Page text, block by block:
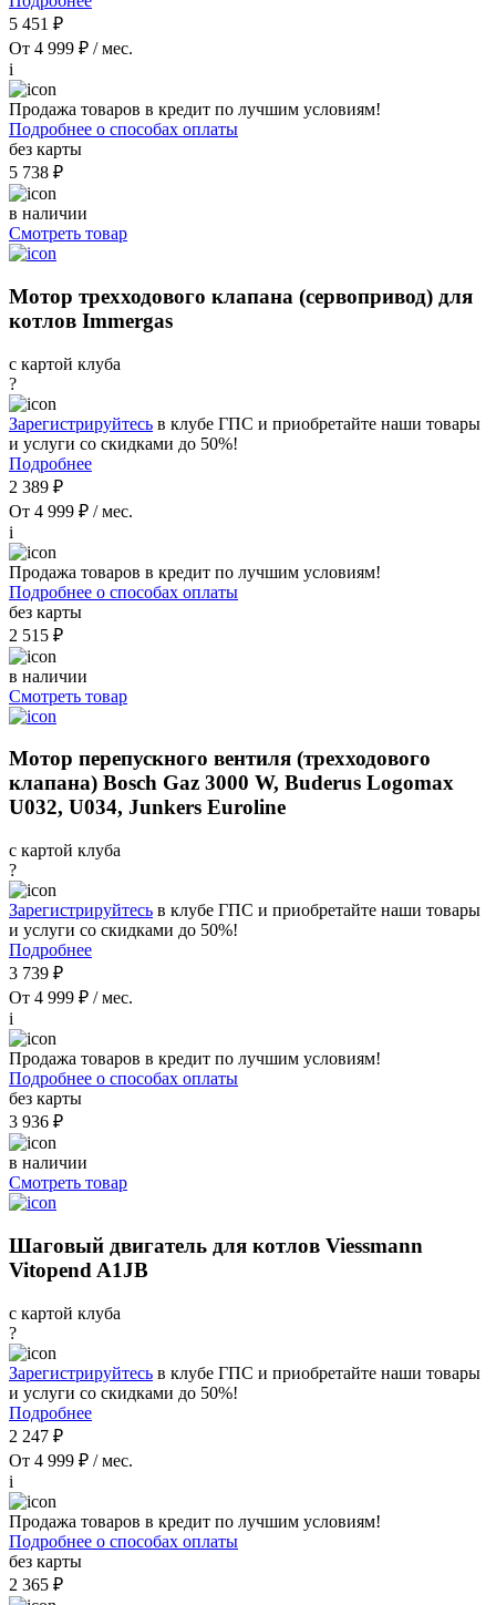
5 451 ₽
От 4 999 ₽ / мес.
i
Продажа товаров в кредит по лучшим условиям!
Подробнее о способах оплаты
без карты
5 738 ₽
в наличии
Смотреть товар
Мотор трехходового клапана (сервопривод) для
котлов Immergas
с картой клуба
?
Зарегистрируйтесь в клубе ГПС и приобретайте наши товары
и услуги со скидками до 50%!
Подробнее
2 389 ₽
От 4 999 ₽ / мес.
i
Продажа товаров в кредит по лучшим условиям!
Подробнее о способах оплаты
без карты
2 515 ₽
в наличии
Смотреть товар
Мотор перепускного вентиля (трехходового
клапана) Bosch Gaz 3000 W, Buderus Logomax
U032, U034, Junkers Euroline
с картой клуба
?
Зарегистрируйтесь в клубе ГПС и приобретайте наши товары
и услуги со скидками до 50%!
Подробнее
3 739 ₽
От 4 999 ₽ / мес.
i
Продажа товаров в кредит по лучшим условиям!
Подробнее о способах оплаты
без карты
3 936 ₽
в наличии
Смотреть товар
Шаговый двигатель для котлов Viessmann
Vitopend A1JB
с картой клуба
?
Зарегистрируйтесь в клубе ГПС и приобретайте наши товары
и услуги со скидками до 50%!
Подробнее
2 247 ₽
От 4 999 ₽ / мес.
i
Продажа товаров в кредит по лучшим условиям!
Подробнее о способах оплаты
без карты
2 365 ₽